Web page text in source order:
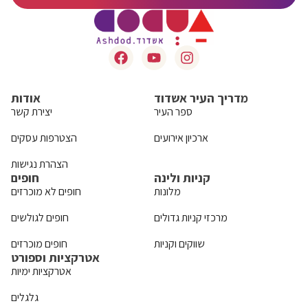
אודות
יצירת קשר
הצטרפות עסקים
הצהרת נגישות
מדריך העיר אשדוד
ספר העיר
ארכיון אירועים
חופים
חופים לא מוכרזים
חופים לגולשים
חופים מוכרזים
קניות ולינה
מלונות
מרכזי קניות גדולים
שווקים וקניות
אטרקציות וספורט
אטרקציות ימיות
גלגלים